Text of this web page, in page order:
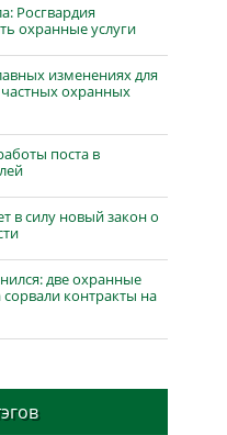
Росгвардия
охранные услуги
изменениях для
охранных
поста в
в силу новый закон о
две охранные
контракты на